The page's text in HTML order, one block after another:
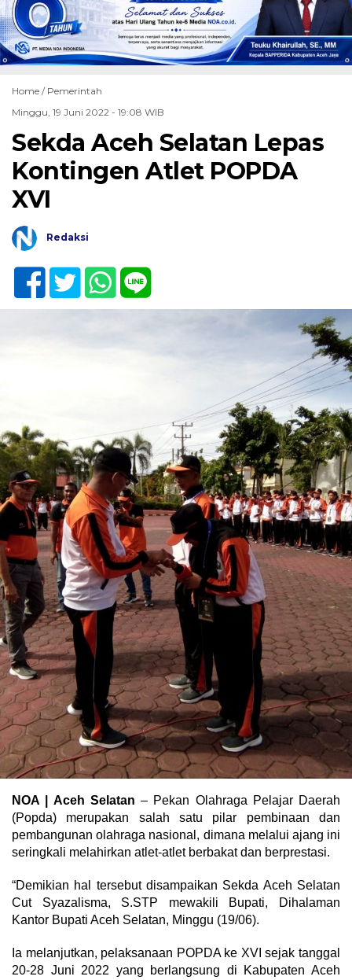
Home / Pemerintah
Minggu, 19 Juni 2022 - 19:08 WIB
Sekda Aceh Selatan Lepas
Kontingen Atlet POPDA
XVI
Redaksi
NOA | Aceh Selatan – Pekan Olahraga Pelajar Daerah
(Popda) merupakan salah satu pilar pembinaan dan
pembangunan olahraga nasional, dimana melalui ajang ini
seringkali melahirkan atlet-atlet berbakat dan berprestasi.
“Demikian hal tersebut disampaikan Sekda Aceh Selatan
Cut Syazalisma, S.STP mewakili Bupati, Dihalaman
Kantor Bupati Aceh Selatan, Minggu (19/06).
Ia melanjutkan, pelaksanaan POPDA ke XVI sejak tanggal
20-28 Juni 2022 yang berlangsung di Kabupaten Aceh